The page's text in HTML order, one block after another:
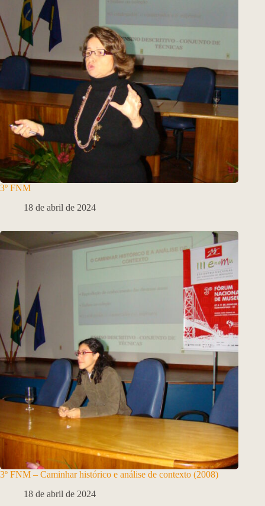
3º FNM
18 de abril de 2024
3º FNM – Caminhar histórico e análise de contexto (2008)
18 de abril de 2024